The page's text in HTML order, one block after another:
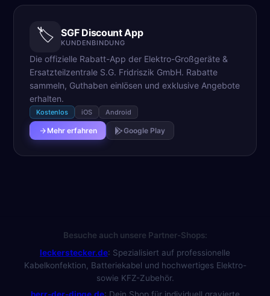
🏷️ SGF Discount App
KUNDENBINDUNG
Die offizielle Rabatt-App der Elektro-Großgeräte &
Ersatzteilzentrale S.G. Fridriszik GmbH. Rabatte
sammeln, Guthaben einlösen und exklusive Angebote
erhalten.
Kostenlos iOS Android
Mehr erfahren Google Play
Besuche auch unsere Partner-Shops:
leckerstecker.de: Spezialisiert auf professionelle
Kabelkonfektion, Batteriekabel und hochwertiges Elektro-
sowie KFZ-Zubehör.